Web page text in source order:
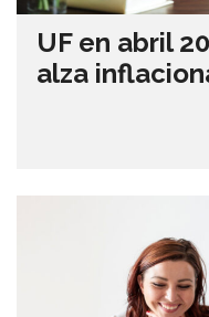
UF en abril
alza